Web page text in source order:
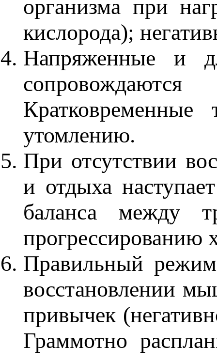
организма при
кислорода);
Напряженные и
утомлению.
При отсутствии
и отдыха
баланса между
прогрессированию
Правильный
восстановлении
привычек
Граммотно